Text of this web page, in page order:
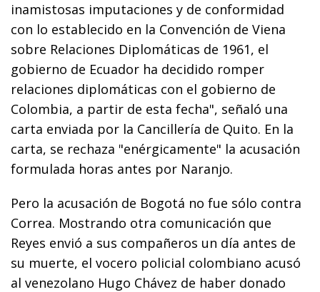
inamistosas imputaciones y de conformidad
con lo establecido en la Convención de Viena
sobre Relaciones Diplomáticas de 1961, el
gobierno de Ecuador ha decidido romper
relaciones diplomáticas con el gobierno de
Colombia, a partir de esta fecha", señaló una
carta enviada por la Cancillería de Quito. En la
carta, se rechaza "enérgicamente" la acusación
formulada horas antes por Naranjo.
Pero la acusación de Bogotá no fue sólo contra
Correa. Mostrando otra comunicación que
Reyes envió a sus compañeros un día antes de
su muerte, el vocero policial colombiano acusó
al venezolano Hugo Chávez de haber donado